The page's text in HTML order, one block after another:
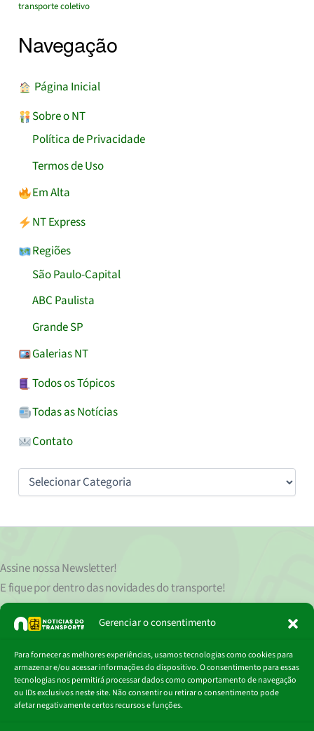
Gerenciar o consentimento
Para fornecer as melhores experiências, usamos tecnologias como cookies para
armazenar e/ou acessar informações do dispositivo. O consentimento para essas
tecnologias nos permitirá processar dados como comportamento de navegação
ou IDs exclusivos neste site. Não consentir ou retirar o consentimento pode
afetar negativamente certos recursos e funções.
transporte coletivo
Navegação
︎ Página Inicial
Sobre o NT
Política de Privacidade
Termos de Uso
Em Alta
NT Express
Regiões
São Paulo-Capital
ABC Paulista
Grande SP
Galerias NT
Todos os Tópicos
Todas as Notícias
Contato
Assine nossaNewsletter!
E fique por dentro das novidades do transporte!
Seu endereço de e-mail
clicando aqui.
Digite
mail…
Assinar